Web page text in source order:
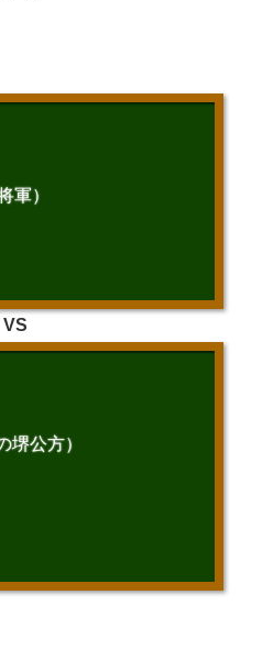
軍）
VS
堺公方）